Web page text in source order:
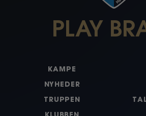
PLAY
KAMPE
NYHEDER
TRUPPEN